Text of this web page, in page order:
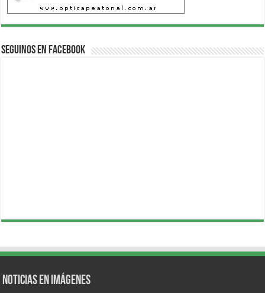
Seguinos en Facebook
Noticias en Imágenes